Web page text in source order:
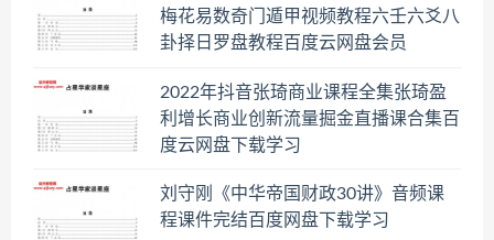
梅花易数奇门遁甲视频教程六壬六爻八
卦择日罗盘教程百度云网盘会员
2022年抖音张琦商业课程全集张琦盈
利增长商业创新流量掘金直播课合集百
度云网盘下载学习
刘守刚《中华帝国财政30讲》音频课
程课件完结百度网盘下载学习